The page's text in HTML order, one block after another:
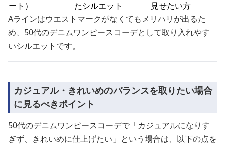
ート）
たシルエット
見せたい方
Aラインはウエストマークがなくてもメリハリが出るた
め、50代のデニムワンピースコーデとして取り入れやす
いシルエットです。
カジュアル・きれいめのバランスを取りたい場合
に見るべきポイント
50代のデニムワンピースコーデで「カジュアルになりす
ぎず、きれいめに仕上げたい」という場合は、以下の点を